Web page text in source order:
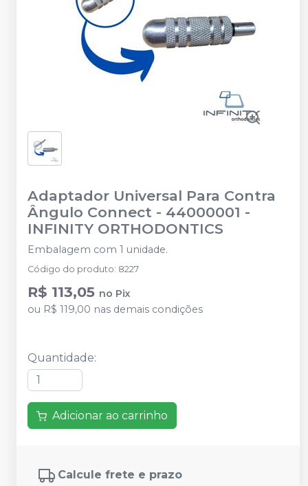
Adaptador Universal Para Contra
Ângulo Connect - 44000001 -
INFINITY ORTHODONTICS
Embalagem com 1 unidade.
Código do produto: 8227
R$ 113,05 no Pix
ou R$ 119,00 nas demais condições
Quantidade:
Adicionar ao carrinho
Calcule frete e prazo